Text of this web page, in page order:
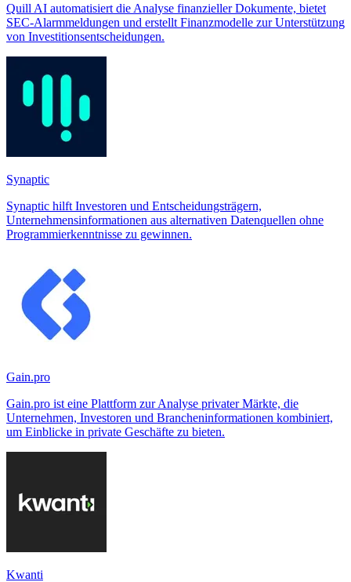
Quill AI automatisiert die Analyse finanzieller Dokumente, bietet
SEC-Alarmmeldungen und erstellt Finanzmodelle zur Unterstützung
von Investitionsentscheidungen.
Synaptic
Synaptic hilft Investoren und Entscheidungsträgern,
Unternehmensinformationen aus alternativen Datenquellen ohne
Programmierkenntnisse zu gewinnen.
Gain.pro
Gain.pro ist eine Plattform zur Analyse privater Märkte, die
Unternehmen, Investoren und Brancheninformationen kombiniert,
um Einblicke in private Geschäfte zu bieten.
Kwanti